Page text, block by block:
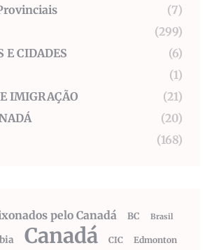
(7)
(299)
E CIDADES
(6)
(1)
IMIGRAÇÃO
(21)
(20)
(168)
pelo Canadá BC Brasil
Canadá CIC
Edmonton